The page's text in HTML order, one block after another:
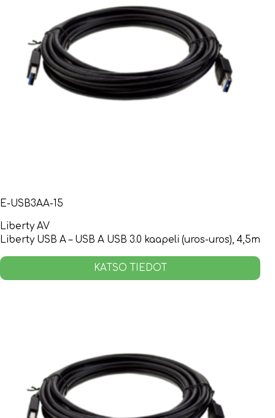
E-USB3AA-15
Liberty AV
Liberty USB A – USB A USB 3.0 kaapeli (uros-uros), 4,5m
KATSO TIEDOT